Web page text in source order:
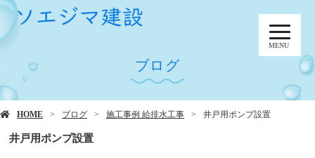
MENU
ブログ
HOME ブログ 施工事例 給排水工事 井戸用ポンプ設置
井戸用ポンプ設置